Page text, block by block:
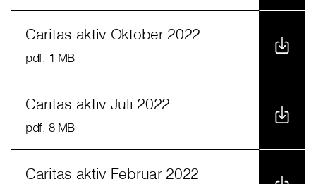
Caritas aktiv Oktober 2022
pdf, 1 MB
Caritas aktiv Juli 2022
pdf, 8 MB
Caritas aktiv Februar 2022